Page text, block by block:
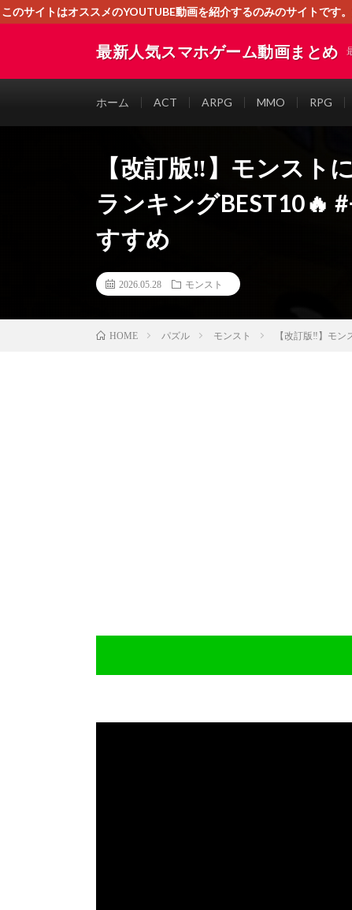
このサイトはオススメのYOUTUBE動画を紹介するのみのサイトで
最新人気スマホゲーム動画まとめ
ホーム ACT ARPG MMO RPG
【改訂版‼️】モンスト
ランキングBEST10🔥
すすめ
2026.05.28 モンスト
HOME パズル モンスト 【改訂版‼️】モ